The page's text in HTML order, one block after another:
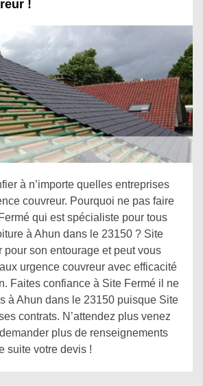
!
à n’importe quelles entreprises
couvreur. Pourquoi ne pas faire
qui est spécialiste pour tous
à Ahun dans le 23150 ? Site
pour son entourage et peut vous
urgence couvreur avec efficacité
Faites confiance à Site Fermé il ne
à Ahun dans le 23150 puisque Site
contrats. N’attendez plus venez
plus de renseignements
suite votre devis !